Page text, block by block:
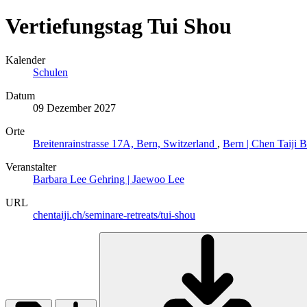
Vertiefungstag Tui Shou
Kalender
Schulen
Datum
09 Dezember 2027
Orte
Breitenrainstrasse 17A, Bern, Switzerland , Bern | Chen Taiji
Veranstalter
Barbara Lee Gehring | Jaewoo Lee
URL
chentaiji.ch/seminare-retreats/tui-shou